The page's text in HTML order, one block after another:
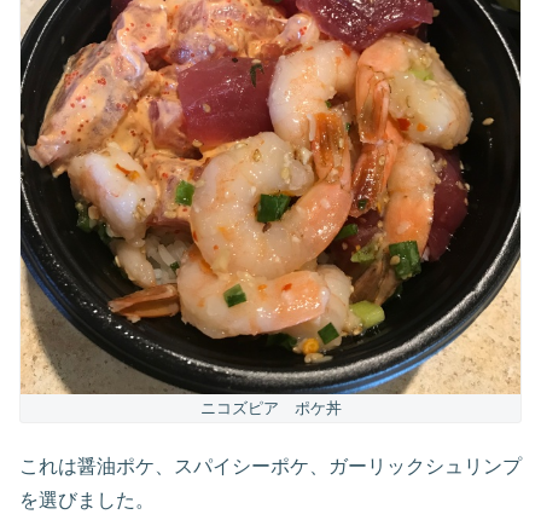
ニコズピア ポケ丼
これは醤油ポケ、スパイシーポケ、ガーリックシュリンプ
を選びました。